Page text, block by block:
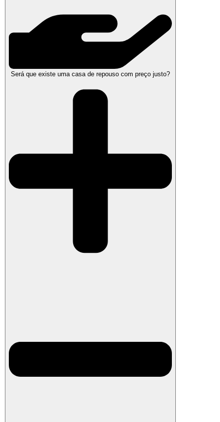
Será que existe uma casa de repouso com preço justo?